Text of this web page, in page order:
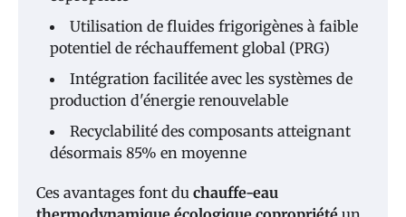
Utilisation de fluides frigorigènes à faible
potentiel de réchauffement global (PRG)
Intégration facilitée avec les systèmes de
production d'énergie renouvelable
Recyclabilité des composants atteignant
désormais 85% en moyenne
Ces avantages font du chauffe-eau